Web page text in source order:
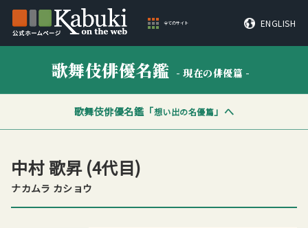
全てのサイト ENGLISH
歌舞伎俳優名鑑 - 現在の俳優篇 -
歌舞伎俳優名鑑「想い出の名優篇」へ
中村 歌昇 (4代目)
ナカムラ カショウ